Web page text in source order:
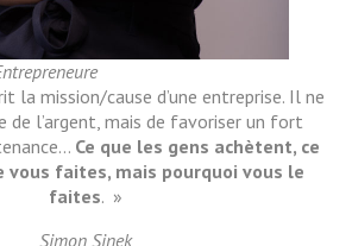
la mission/cause d’une entreprise. Il ne
de l’argent, mais de favoriser un fort
Ce que les gens achètent, ce
vous faites, mais pourquoi vous le
faites. »
Simon Sinek